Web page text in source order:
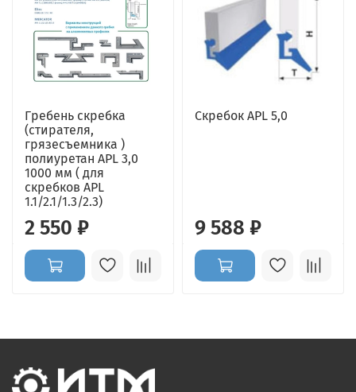
Гребень скребка
(стирателя,
грязесъемника )
полиуретан APL 3,0
1000 мм ( для
скребков APL
1.1/2.1/1.3/2.3)
2 550 ₽
Скребок APL 5,0
9 588 ₽